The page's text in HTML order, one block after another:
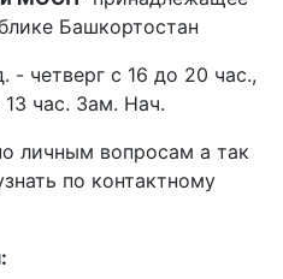
Башкортостан
- четверг с 16 до 20 час.,
час. Зам. Нач.
личным вопросам а так
по контактному